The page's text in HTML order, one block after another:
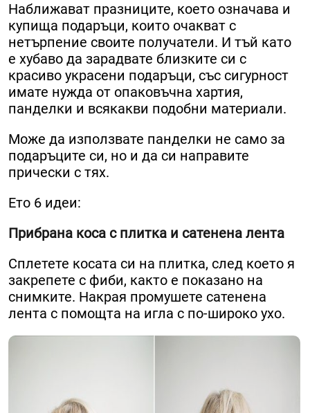
Наближават празниците, което означава и
купища подаръци, които очакват с
нетърпение своите получатели. И тъй като
e хубаво да зарадвате близките си с
красиво украсени подаръци, със сигурност
имате нужда от опаковъчна хартия,
панделки и всякакви подобни материали.
Може да използвате панделки не само за
подаръците си, но и да си направите
прически с тях.
Ето 6 идеи:
Прибрана коса с плитка и сатенена лента
Сплетете косата си на плитка, след което я
закрепете с фиби, както е показано на
снимките. Накрая промушете сатенена
лента с помощта на игла с по-широко ухо.